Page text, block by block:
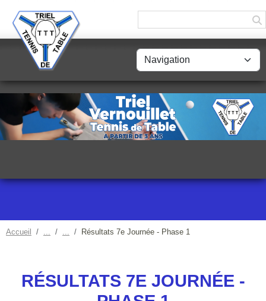
Accueil Résultats 7e Journée - Phase 1
RÉSULTATS 7E JOURNÉE -